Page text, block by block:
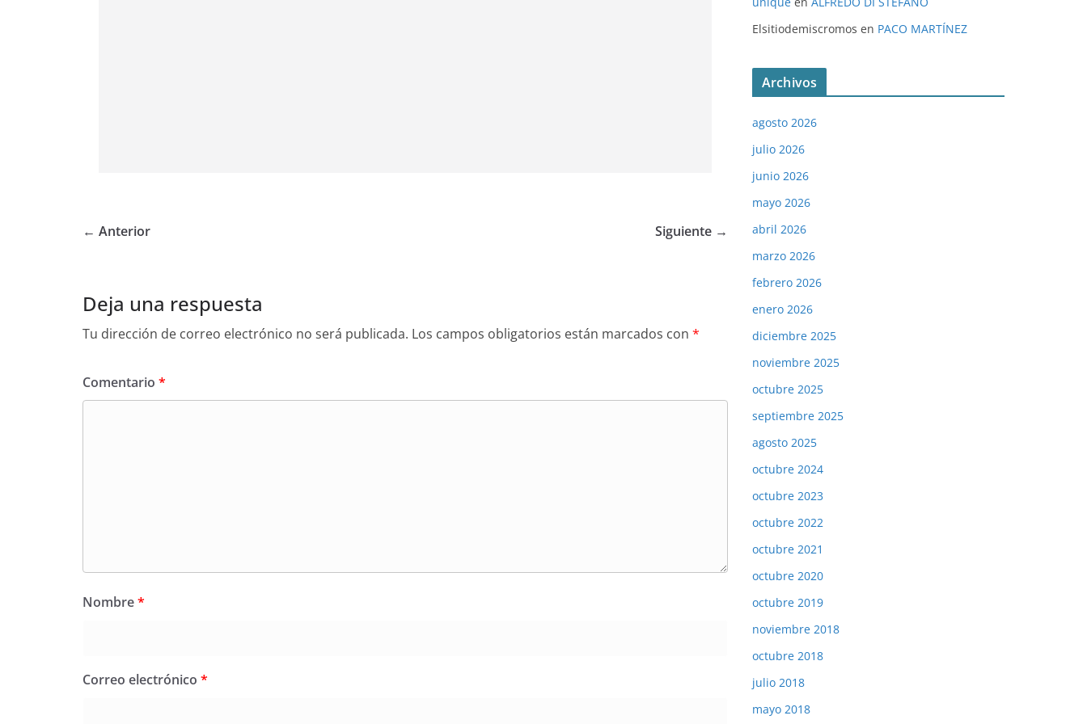
← Anterior Siguiente →
Deja una respuesta
Tu dirección de correo electrónico no será publicada. Los campos obligatorios están marcados con *
Comentario *
Nombre*
Correo electrónico *
Elsitiodemiscromos en PACO MARTÍNEZ
Archivos
agosto 2026
julio 2026
junio 2026
mayo 2026
abril 2026
marzo 2026
febrero 2026
enero 2026
diciembre 2025
noviembre 2025
octubre 2025
septiembre 2025
agosto 2025
octubre 2024
octubre 2023
octubre 2022
octubre 2021
octubre 2020
octubre 2019
noviembre 2018
octubre 2018
julio 2018
mayo 2018